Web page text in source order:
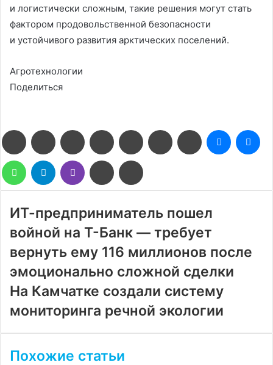
и логистически сложным, такие решения могут стать
фактором продовольственной безопасности
и устойчивого развития арктических поселений.
Агротехнологии
Поделиться
FacebookTwitter LinkedIn Pinterest Reddit ВконтактеОдноклассники
Messenger
WhatsAppTelegram Viber
Поделиться
через
электронную
ИТ-предприниматель пошел
войной на Т-Банк — требует
вернуть ему 116 миллионов после
эмоционально сложной сделки
На Камчатке создали систему
мониторинга речной экологии
Похожие статьи